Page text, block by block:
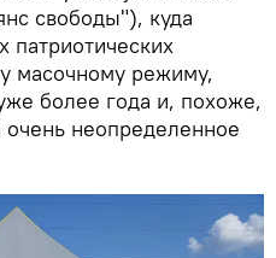
свободы"), куда
патриотических
масочному режиму,
более года и, похоже,
неопределенное